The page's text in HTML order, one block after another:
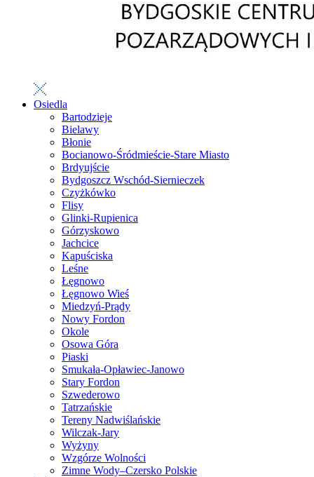
Osiedla
Bartodzieje
Bielawy
Błonie
Bocianowo-Śródmieście-Stare Miasto
Brdyujście
Bydgoszcz Wschód-Siernieczek
Czyżkówko
Flisy
Glinki-Rupienica
Górzyskowo
Jachcice
Kapuściska
Leśne
Łęgnowo
Łęgnowo Wieś
Miedzyń-Prądy
Nowy Fordon
Okole
Osowa Góra
Piaski
Smukała-Opławiec-Janowo
Stary Fordon
Szwederowo
Tatrzańskie
Tereny Nadwiślańskie
Wilczak-Jary
Wyżyny
Wzgórze Wolności
Zimne Wody–Czersko Polskie